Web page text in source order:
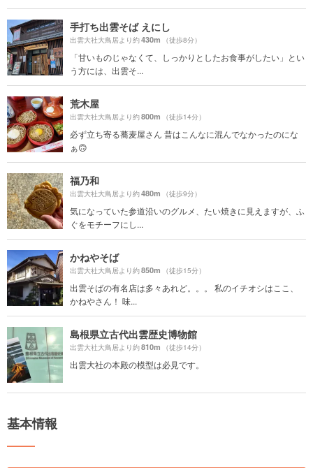
手打ち出雲そば えにし
出雲大社大鳥居より約430m （徒歩8分）
「甘いものじゃなくて、しっかりとしたお食事がしたい」とい
う方には、出雲そ...
荒木屋
出雲大社大鳥居より約800m （徒歩14分）
必ず立ち寄る蕎麦屋さん 昔はこんなに混んでなかったのにな
ぁ🙃
福乃和
出雲大社大鳥居より約480m （徒歩9分）
気になっていた参道沿いのグルメ、たい焼きに見えますが、ふ
ぐをモチーフにし...
かねやそば
出雲大社大鳥居より約850m （徒歩15分）
出雲そばの有名店は多々あれど。。。 私のイチオシはここ、
かねやさん！ 味...
島根県立古代出雲歴史博物館
出雲大社大鳥居より約810m （徒歩14分）
出雲大社の本殿の模型は必見です。
基本情報